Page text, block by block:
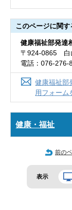
このページに関す
健康福祉部発達
〒924-0865 白
電話：076-
健康福祉部
用フォーム
健康・福祉
前の
表示